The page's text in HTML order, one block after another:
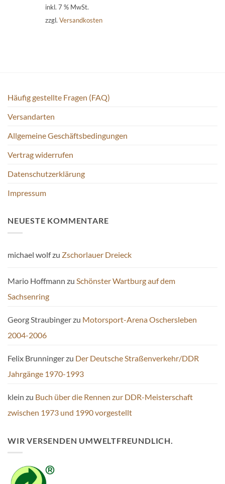
inkl. 7 % MwSt.
zzgl. Versandkosten
Häufig gestellte Fragen (FAQ)
Versandarten
Allgemeine Geschäftsbedingungen
Vertrag widerrufen
Datenschutzerklärung
Impressum
NEUESTE KOMMENTARE
michael wolfzu Zschorlauer Dreieck
Mario Hoffmann zu Schönster Wartburg auf dem
Sachsenring
Georg Straubingerzu Motorsport-Arena Oschersleben
2004-2006
Felix Brunningerzu Der Deutsche Straßenverkehr/DDR
Jahrgänge 1970-1993
klein zu Buch über die Rennen zur DDR-Meisterschaft
zwischen 1973 und 1990 vorgestellt
WIR VERSENDEN UMWELTFREUNDLICH.